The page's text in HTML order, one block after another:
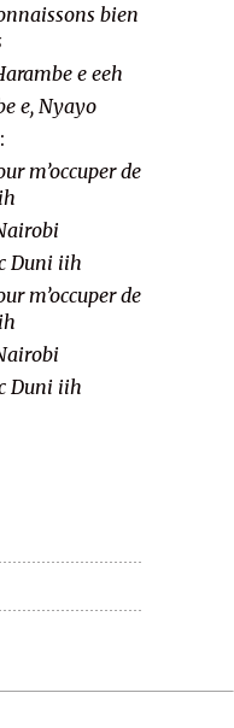
bien
e eeh
e, Nyayo
m’occuper de
Duni iih
m’occuper de
Duni iih